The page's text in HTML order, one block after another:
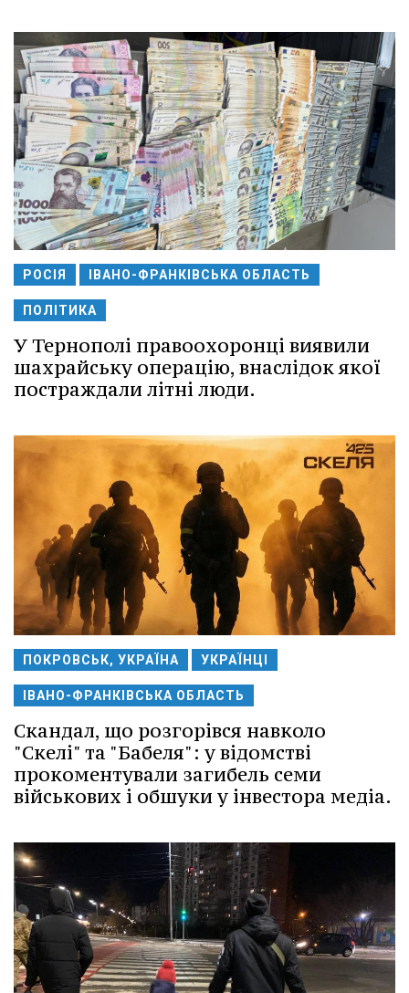
РОСІЯ ІВАНО-ФРАНКІВСЬКА ОБЛАСТЬ
ПОЛІТИКА
У Тернополі правоохоронці виявили
шахрайську операцію, внаслідок якої
постраждали літні люди.
ПОКРОВСЬК, УКРАЇНА УКРАЇНЦІ
ІВАНО-ФРАНКІВСЬКА ОБЛАСТЬ
Скандал, що розгорівся навколо
"Скелі" та "Бабеля": у відомстві
прокоментували загибель семи
військових і обшуки у інвестора медіа.